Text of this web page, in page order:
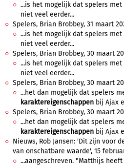
...is het mogelijk dat spelers met
niet veel eerder...
Spelers, Brian Brobbey, 31 maart
...is het mogelijk dat spelers met
niet veel eerder...
Spelers, Brian Brobbey, 30 maart
...is het mogelijk dat spelers met
niet veel eerder...
Spelers, Brian Brobbey, 30 maart
...het dan mogelijk dat spelers
karaktereigenschappen bij Ajax
Spelers, Brian Brobbey, 30 maart
...het dan mogelijk dat spelers
karaktereigenschappen bij Ajax
Nieuws, Rob Jansen: 'Dit zijn voor
van onschatbare waarde', 15
...aangeschreven. "Matthijs